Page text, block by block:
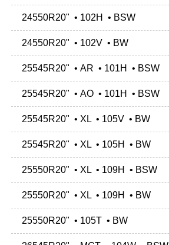
24550R20" • 102H • BSW
24550R20" • 102V • BW
25545R20" • AR • 101H • BSW
25545R20" • AO • 101H • BSW
25545R20" • XL • 105V • BW
25545R20" • XL • 105H • BW
25550R20" • XL • 109H • BSW
25550R20" • XL • 109H • BW
25550R20" • 105T • BW